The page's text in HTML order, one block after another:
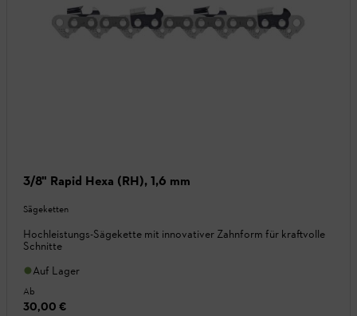
3/8" Rapid Hexa (RH), 1,6 mm
Sägeketten
Hochleistungs-Sägekette mit innovativer Zahnform für kraftvolle
Schnitte
Auf Lager
Ab
30,00 €